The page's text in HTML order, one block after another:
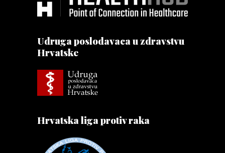
Udruga poslodavaca u zdravstvu
Hrvatske
Hrvatska liga protiv raka